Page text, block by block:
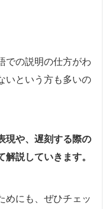
での説明の仕方がわ
いという方も多いの
現や、遅刻する際の
説していきます。
めにも、ぜひチェッ